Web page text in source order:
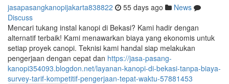
jasapasangkanopijakarta838822 55 days ago
News
Discuss
Mencari tukang instal kanopi di Bekasi? Kami hadir dengan
alternatif terbaik! Kami menawarkan biaya yang ekonomis untuk
setiap proyek canopi. Teknisi kami handal siap melakukan
pengerjaan dengan cepat dan https://jasa-pasang-
kanopi354093.blogdon.net/layanan-kanopi-di-bekasi-tanpa-biaya-
survey-tarif-kompetitif-pengerjaan-tepat-waktu-57881453